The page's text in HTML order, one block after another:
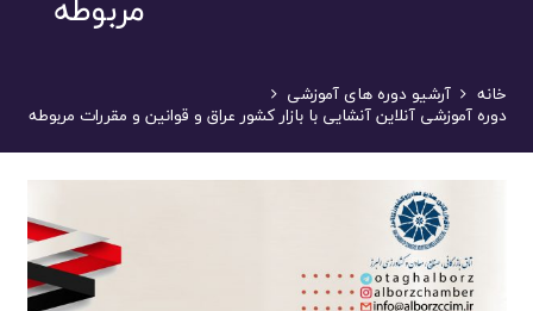
خانه آرشیو دوره های آموزشی
دوره آموزشی آنلاین آنشایی با بازار کشور عراق و قوانین و مقررات مربوطه